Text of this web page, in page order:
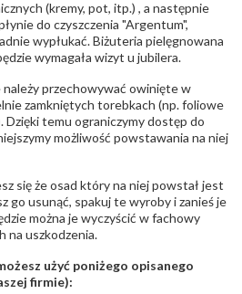
zawierają nikiel
(kremy, pot, itp.) , a następnie
do czyszczenia "Argentum",
wypłukać. Biżuteria pielęgnowana
wymagała wizyt u jubilera.
przechowywać owinięte w
zamkniętych torebkach (np. foliowe
Dzięki temu ograniczymy dostęp do
możliwość powstawania na niej
się że osad który na niej powstał jest
go usunąć, spakuj te wyroby i zanieś je
można je wyczyścić w fachowy
na uszkodzenia.
użyć poniżego opisanego
firmie):